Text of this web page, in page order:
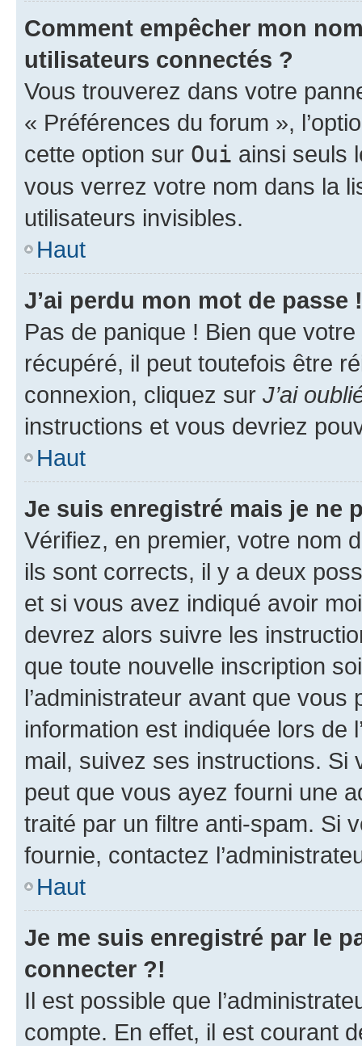
Comment empêcher mon
utilisateurs connectés ?
Vous trouverez dans votre
« Préférences du forum »,
cette option sur Oui ainsi seuls
vous verrez votre nom dans la
utilisateurs invisibles.
Haut
J’ai perdu mon mot de passe !
Pas de panique ! Bien que
récupéré, il peut toutefois être
connexion, cliquez sur J’ai
instructions et vous devriez
Haut
Je suis enregistré mais je ne
Vérifiez, en premier, votre nom
ils sont corrects, il y a deux
et si vous avez indiqué avoir
devrez alors suivre les
que toute nouvelle inscription
l’administrateur avant que
information est indiquée lors de
mail, suivez ses instructions. Si
peut que vous ayez fourni une
traité par un filtre anti-spam. Si
fournie, contactez
Haut
Je me suis enregistré par le
connecter ?!
Il est possible que
compte. En effet, il est courant